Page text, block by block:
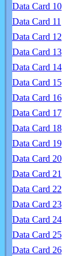
Data Card 10
Data Card 11
Data Card 12
Data Card 13
Data Card 14
Data Card 15
Data Card 16
Data Card 17
Data Card 18
Data Card 19
Data Card 20
Data Card 21
Data Card 22
Data Card 23
Data Card 24
Data Card 25
Data Card 26